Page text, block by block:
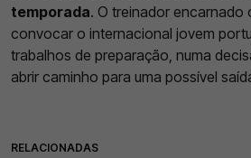
temporada. O treinador encarnado
convocar o internacional jovem
trabalhos de preparação, numa
abrir caminho para uma possível
RELACIONADAS